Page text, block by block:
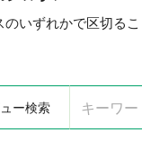
いずれかで区切る
ー検索